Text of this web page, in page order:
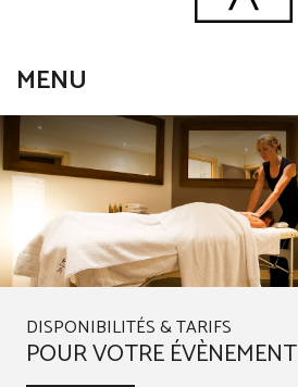
MENU
DISPONIBILITÉS & TARIFS
POUR VOTRE ÉVÈNEMENT